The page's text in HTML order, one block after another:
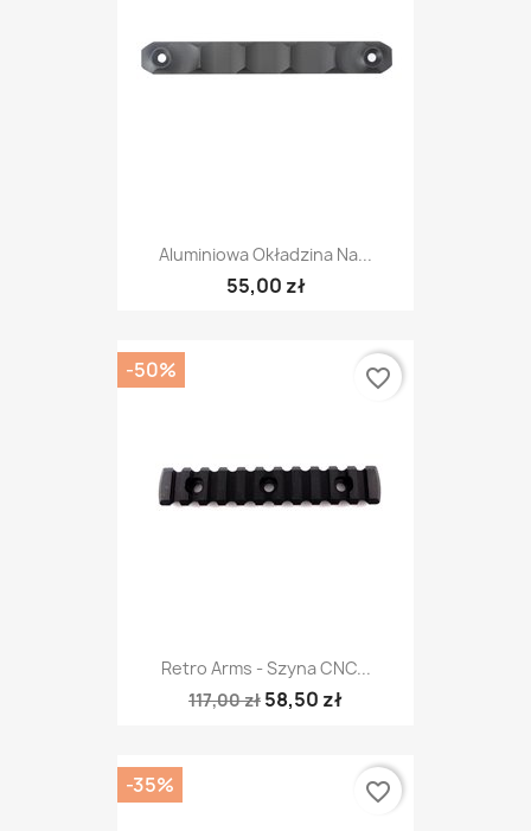
Aluminiowa Okładzina Na...
55,00 zł
Retro Arms - Szyna CNC...
117,00 zł 58,50 zł
-50% favorite_border
-35% favorite_border